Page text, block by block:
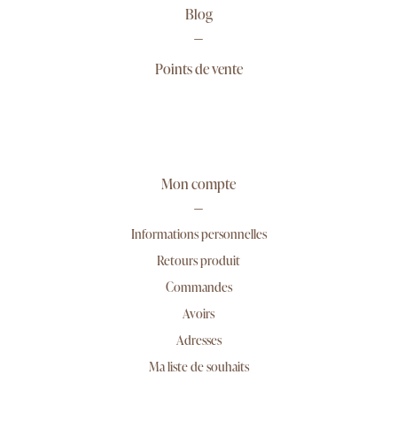
Blog
Points de vente
Mon compte
Informations personnelles
Retours produit
Commandes
Avoirs
Adresses
Ma liste de souhaits